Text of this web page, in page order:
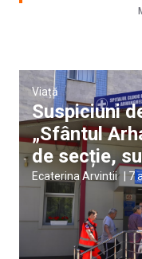
Viață
Suspiciuni
„Sfântul
de secție,
Ecaterina Arvintii 7